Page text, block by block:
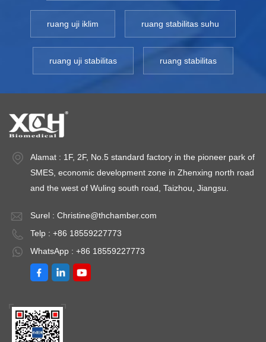
ruang uji iklim ruang stabilitas suhu
ruang uji stabilitas ruang stabilitas
Alamat : 1F, 2F, No.5 standard factory in the pioneer park of
SMES, economic development zone in Zhenxing north road
and the west of Wuling south road, Taizhou, Jiangsu.
Surel : Christine@thchamber.com
Telp : +86 18559227773
WhatsApp : +86 18559227773